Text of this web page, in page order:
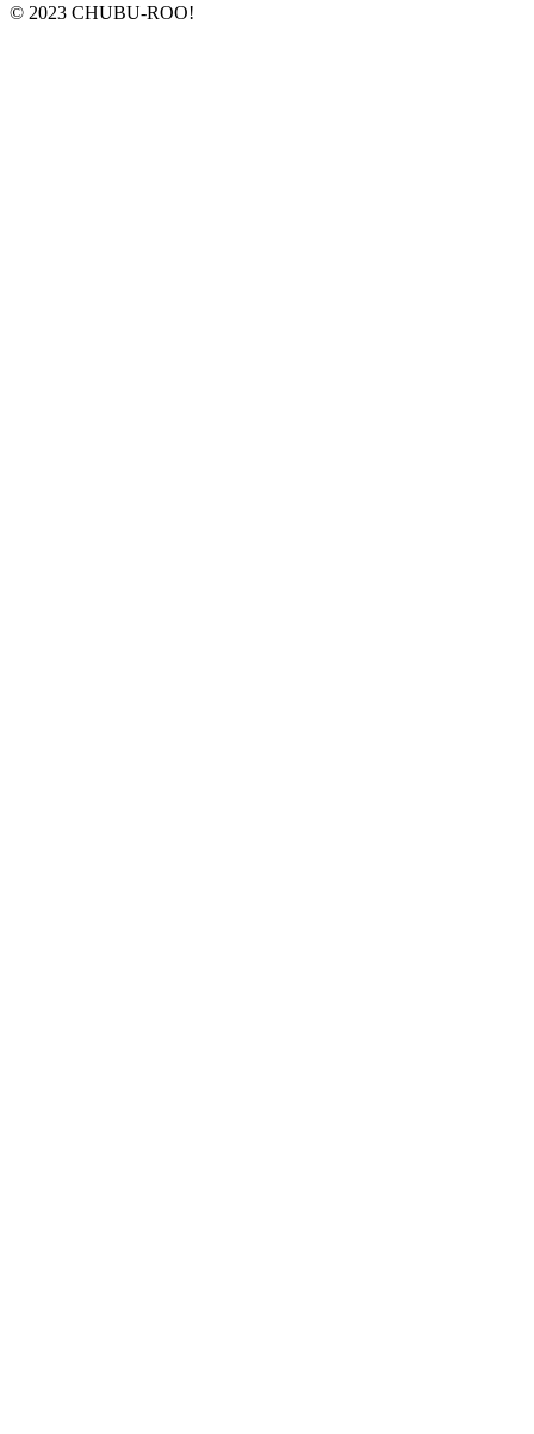
© 2023 CHUBU-ROO!